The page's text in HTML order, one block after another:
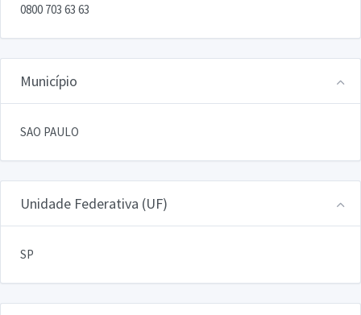
0800 703 63 63
Município
SAO PAULO
Unidade Federativa (UF)
SP